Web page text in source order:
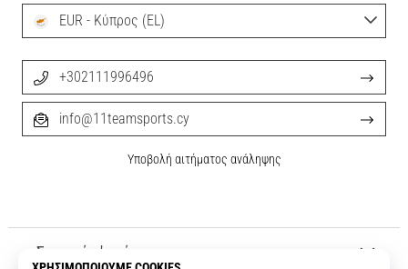
Σχετικά μ' εμάς
EUR - Κύπρος (EL)
+302111996496
info@11teamsports.cy
Υποβολή αιτήματος ανάληψης